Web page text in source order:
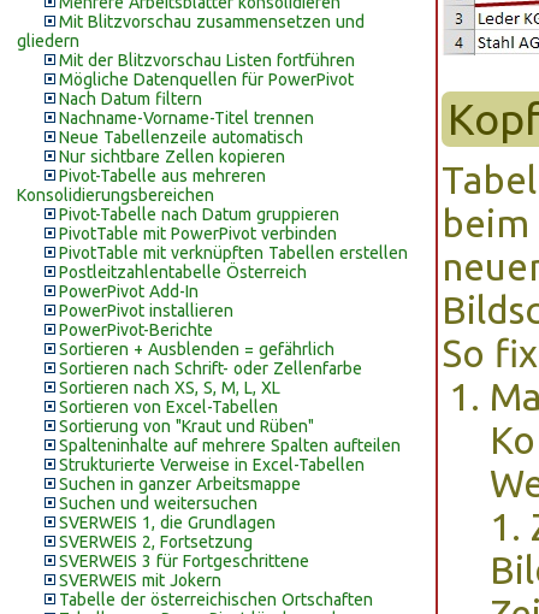
Mit Blitzvorschau zusammensetzen und
gliedern
Mit der Blitzvorschau Listen fortführen
Mögliche Datenquellen für PowerPivot
Nach Datum filtern
Nachname-Vorname-Titel trennen
Neue Tabellenzeile automatisch
Nur sichtbare Zellen kopieren
Pivot-Tabelle aus mehreren
Konsolidierungsbereichen
Pivot-Tabelle nach Datum gruppieren
PivotTable mit PowerPivot verbinden
PivotTable mit verknüpften Tabellen erstellen
Postleitzahlentabelle Österreich
PowerPivot Add-In
PowerPivot installieren
PowerPivot-Berichte
Sortieren + Ausblenden = gefährlich
Sortieren nach Schrift- oder Zellenfarbe
Sortieren nach XS, S, M, L, XL
Sortieren von Excel-Tabellen
Sortierung von "Kraut und Rüben"
Spalteninhalte auf mehrere Spalten aufteilen
Strukturierte Verweise in Excel-Tabellen
Suchen in ganzer Arbeitsmappe
Suchen und weitersuchen
SVERWEIS 1, die Grundlagen
SVERWEIS 2, Fortsetzung
SVERWEIS 3 für Fortgeschrittene
SVERWEIS mit Jokern
Tabelle der österreichischen Ortschaften
So
1.